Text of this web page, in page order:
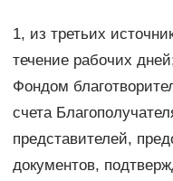
1, из третьих
течение рабочих
Фондом
счета
представителей,
документов,